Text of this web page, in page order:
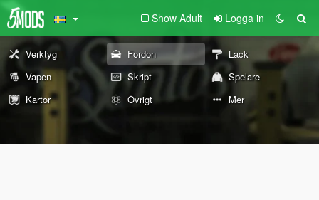
Show Adult Logga in
Verktyg Fordon
Lack
Vapen
Skript
Spelare
Kartor
Övrigt Mer